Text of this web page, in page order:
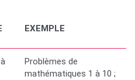
EXEMPLE
Problèmes de
mathématiques 1 à 10 ;